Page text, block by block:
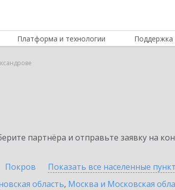
Платформа и технологии Поддержка
партнёра и отправьте заявку на
Покров Показать все населенные
область, Москва и Московская